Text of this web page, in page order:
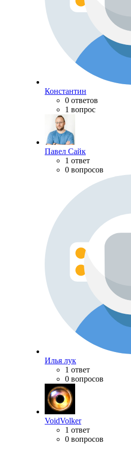
Константин
0 ответов
1 вопрос
Павел Сайк
1 ответ
0 вопросов
Илья лук
1 ответ
0 вопросов
VoidVolker
1 ответ
0 вопросов